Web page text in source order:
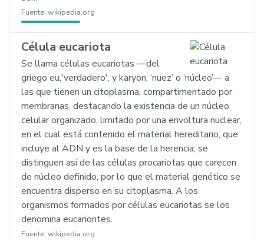
Fuente: wikipedia.org
Célula eucariota
Se llama células eucariotas —del
griego eu,'verdadero', y karyon, ‘nuez’ o ‘núcleo’— a
las que tienen un citoplasma, compartimentado por
membranas, destacando la existencia de un núcleo
celular organizado, limitado por una envoltura nuclear,
en el cual está contenido el material hereditario, que
incluye al ADN y es la base de la herencia; se
distinguen así de las células procariotas que carecen
de núcleo definido, por lo que el material genético se
encuentra disperso en su citoplasma. A los
organismos formados por células eucariotas se los
denomina eucariontes.
Fuente: wikipedia.org